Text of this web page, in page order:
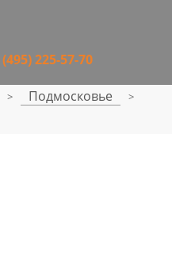
225-57-70
> Подмосковье >